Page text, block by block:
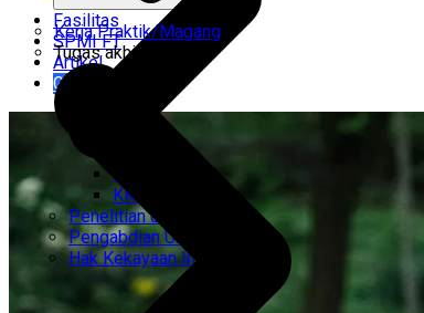
CEMTI
KK Regresi
Penelitian Unggulan
Pengabdian Unggulan
Hak Kekayaan Intelektual
Kerja Praktik/Magang
Tugas akhir
Fasilitas
SPMI FT
Artikel
Gabung Kami